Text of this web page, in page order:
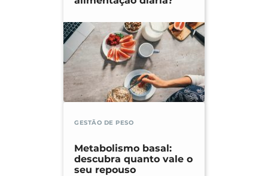
GESTÃO DE PESO
Metabolismo basal:
descubra quanto vale o
seu repouso